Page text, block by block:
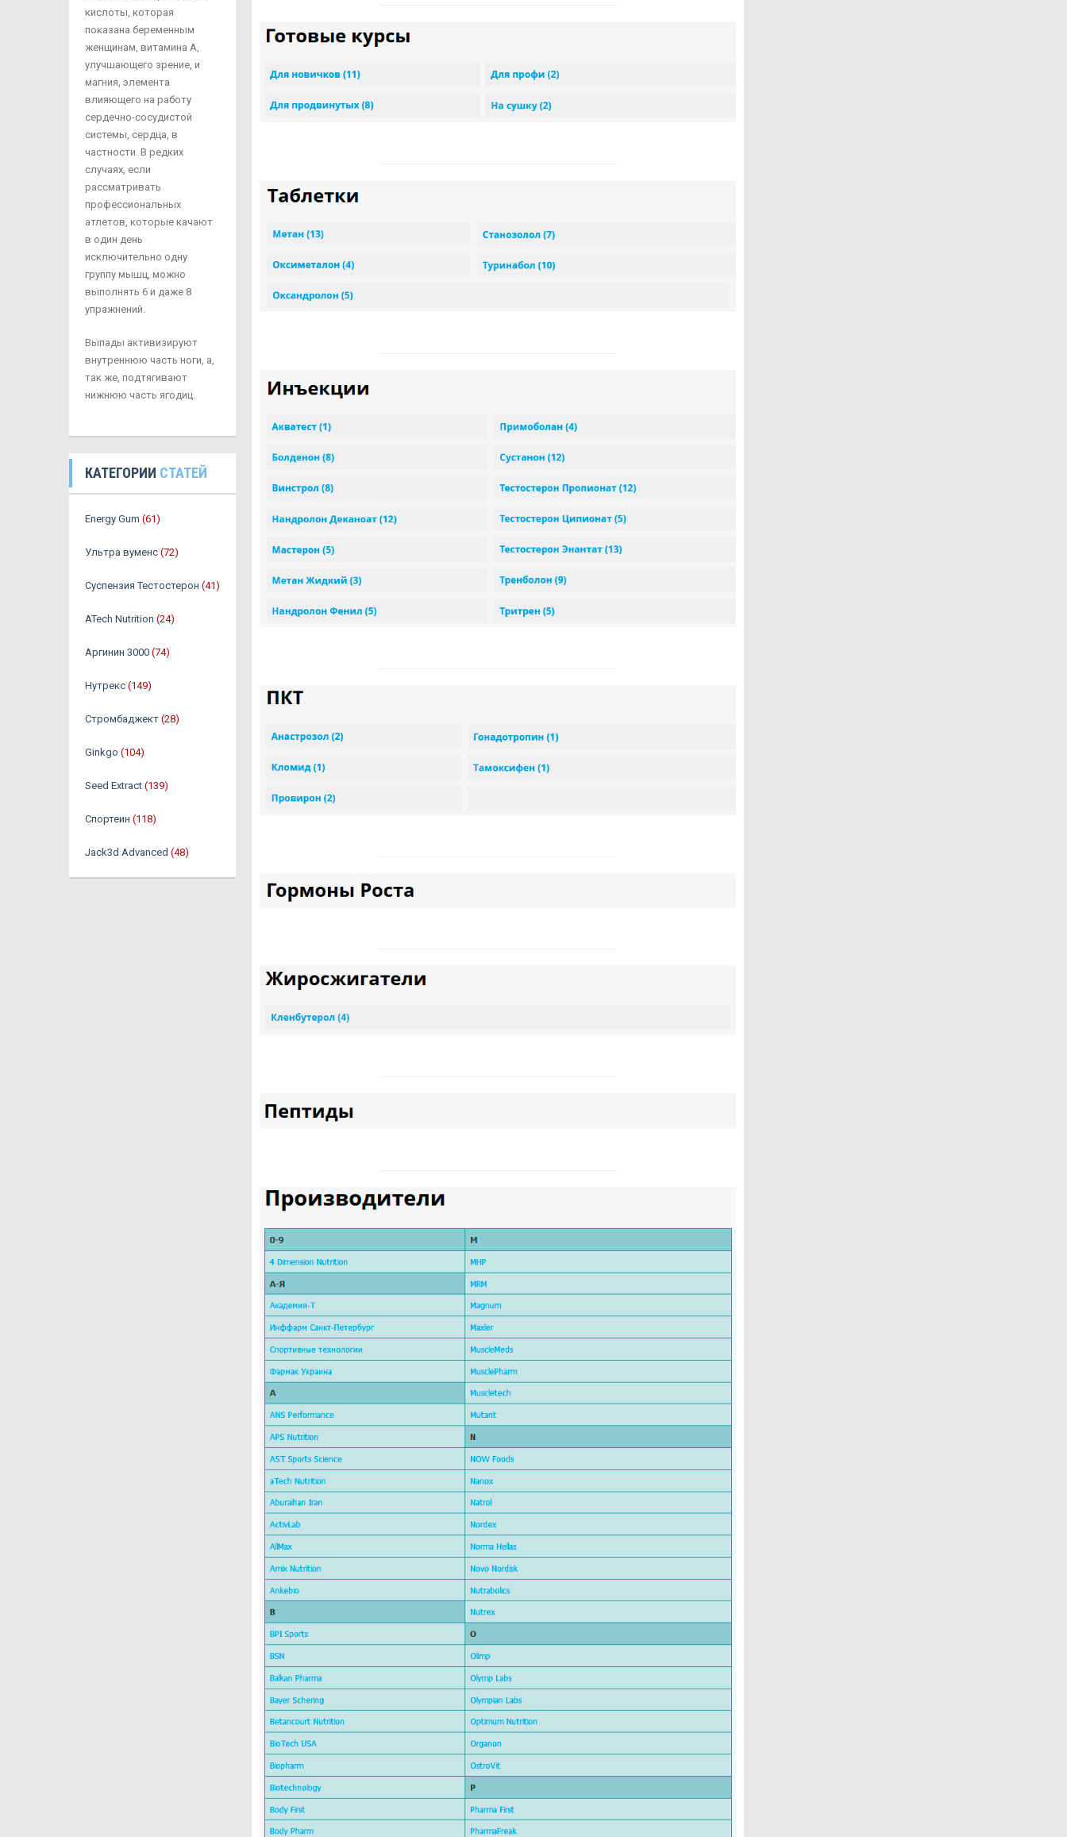
кислоты, которая
показана беременным
женщинам, витамина А,
улучшающего зрение, и
магния, элемента
влияющего на работу
сердечно-сосудистой
системы, сердца, в
частности. В редких
случаях, если
рассматривать
профессиональных
атлетов, которые качают
в один день
исключительно одну
группу мышц, можно
выполнять 6 и даже 8
упражнений.
Выпады активизируют
внутреннюю часть ноги, а,
так же, подтягивают
нижнюю часть ягодиц.
КАТЕГОРИИ СТАТЕЙ
Energy Gum (61)
Ультра вуменс (72)
Суспензия Тестостерон (41)
ATech Nutrition (24)
Аргинин 3000 (74)
Нутрекс (149)
Стромбаджект (28)
Ginkgo (104)
Seed Extract (139)
Спортеин (118)
Jack3d Advanced (48)